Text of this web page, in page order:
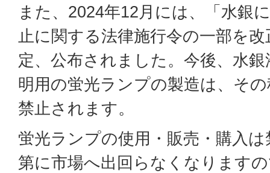
また、2024年12月には、「水銀
止に関する法律施行令の一部を
定、公布されました。今後、水
明用の蛍光ランプの製造は、そ
禁止されます。
蛍光ランプの使用・販売・購入
第に市場へ出回らなくなります